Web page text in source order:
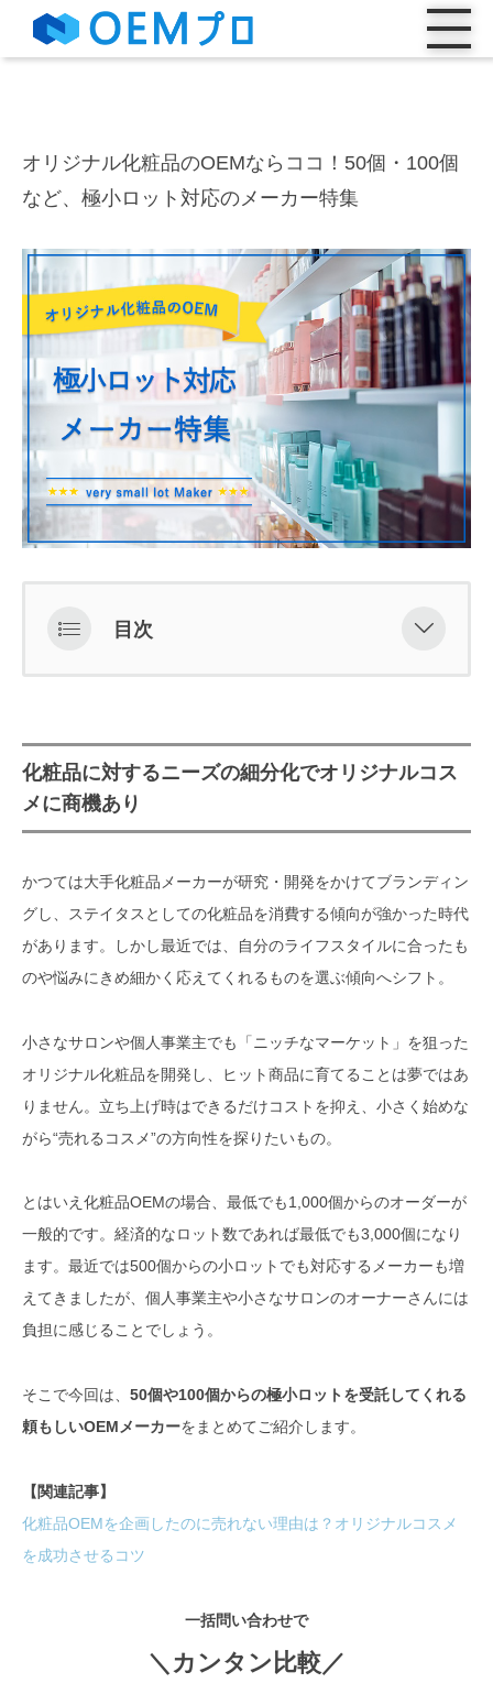
オリジナル化粧品のOEMならココ！50個・100個
など、極小ロット対応のメーカー特集
目次
化粧品に対するニーズの細分化でオ
オリジナル化粧品OEMメーカー
フルリエール株式会社（埼玉県）
小魅輝化粧品（群馬）
OEMメーカー
株式会社OEM（東京）
株式会社ハピネス（東京）
株式会社 GLART〔グラート〕
株式会社プルソワン（大阪）
株式会社パティエンスケミカルズ
ジャパン（東京）
株式会社 響（東京）
小ロット依頼が可能な化粧品OEMメ
化粧品に対するニーズの細分化でオリジナルコス
メに商機あり
かつては大手化粧品メーカーが研究・開発をかけてブランディン
グし、ステイタスとしての化粧品を消費する傾向が強かった時代
があります。しかし最近では、自分のライフスタイルに合ったも
のや悩みにきめ細かく応えてくれるものを選ぶ傾向へシフト。
小さなサロンや個人事業主でも「ニッチなマーケット」を狙った
オリジナル化粧品を開発し、ヒット商品に育てることは夢ではあ
りません。立ち上げ時はできるだけコストを抑え、小さく始めな
がら“売れるコスメ”の方向性を探りたいもの。
とはいえ化粧品OEMの場合、最低でも1,000個からのオーダーが
一般的です。経済的なロット数であれば最低でも3,000個になり
ます。最近では500個からの小ロットでも対応するメーカーも増
えてきましたが、個人事業主や小さなサロンのオーナーさんには
負担に感じることでしょう。
そこで今回は、 50個や100個からの極小ロットを受託してくれる
頼もしいOEMメーカーをまとめてご紹介します。
【関連記事】
化粧品OEMを企画したのに売れない理由は？オリジナルコスメ
を成功させるコツ
一括問い合わせで
＼カンタン比較／